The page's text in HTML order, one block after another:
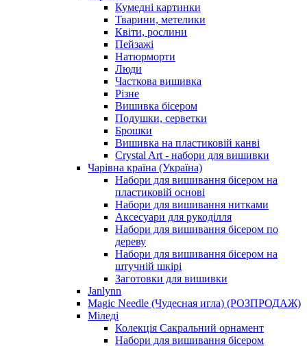
Кумедні картинки
Тварини, метелики
Квіти, рослини
Пейзажі
Натюрморти
Люди
Часткова вишивка
Різне
Вишивка бісером
Подушки, серветки
Брошки
Вишивка на пластиковій канві
Crystal Art - набори для вишивки
Чарівна країна (Україна)
Набори для вишивання бісером на
пластиковій основі
Набори для вишивання нитками
Аксесуари для рукоділля
Набори для вишивання бісером по
дереву
Набори для вишивання бісером на
штучній шкірі
Заготовки для вишивки
Janlynn
Magic Needle (Чудесная игла) (РОЗПРОДАЖ)
Міледі
Колекція Сакральний орнамент
Набори для вишивання бісером